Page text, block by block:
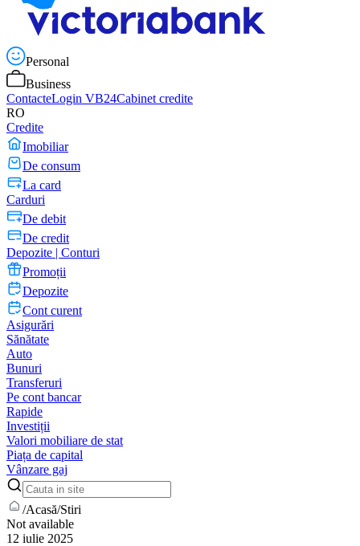
Personal
Business
ContacteLogin VB24Cabinet credite
RO
Credite
Imobiliar
De consum
La card
Carduri
De debit
De credit
Depozite | Conturi
Promoții
Depozite
Cont curent
Asigurări
Sănătate
Auto
Bunuri
Transferuri
Pe cont bancar
Rapide
Investiții
Valori mobiliare de stat
Piața de capital
Vânzare gaj
/Acasă/Stiri
Not available
12 iulie 2025